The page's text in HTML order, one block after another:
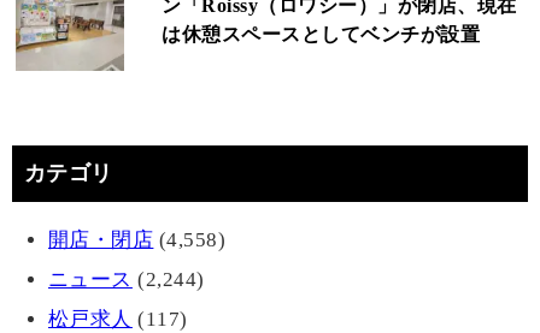
ン「Roissy（ロワシー）」が閉店、現在
は休憩スペースとしてベンチが設置
カテゴリ
開店・閉店 (4,558)
ニュース (2,244)
松戸求人 (117)